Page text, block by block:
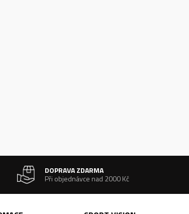
DOPRAVA ZDARMA
Při objednávce nad 2000 Kč